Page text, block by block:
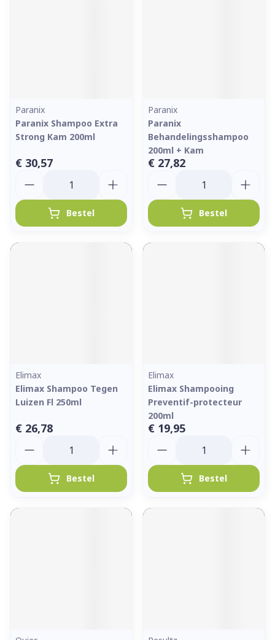
Paranix
Paranix Shampoo Extra
Strong Kam 200ml
€ 30,57
Bestel
Paranix
Paranix
Behandelingsshampoo
200ml + Kam
€ 27,82
Bestel
Elimax
Elimax Shampoo Tegen
Luizen Fl 250ml
€ 26,78
Bestel
Elimax
Elimax Shampooing
Preventif-protecteur
200ml
€ 19,95
Bestel